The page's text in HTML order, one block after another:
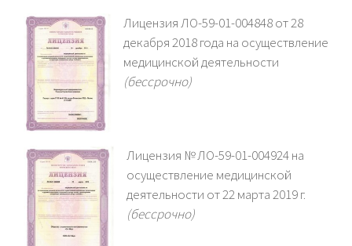
Лицензия ЛО-59-01-004848 от 28
декабря 2018 года на осуществление
медицинской деятельности
(бессрочно)
Лицензия № ЛО-59-01-004924 на
осуществление медицинской
деятельности от 22 марта 2019 г.
(бессрочно)